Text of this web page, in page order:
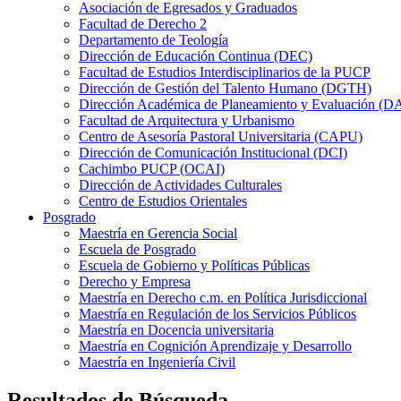
Asociación de Egresados y Graduados
Facultad de Derecho 2
Departamento de Teología
Dirección de Educación Continua (DEC)
Facultad de Estudios Interdisciplinarios de la PUCP
Dirección de Gestión del Talento Humano (DGTH)
Dirección Académica de Planeamiento y Evaluación
Facultad de Arquitectura y Urbanismo
Centro de Asesoría Pastoral Universitaria (CAPU)
Dirección de Comunicación Institucional (DCI)
Cachimbo PUCP (OCAI)
Dirección de Actividades Culturales
Centro de Estudios Orientales
Posgrado
Maestría en Gerencia Social
Escuela de Posgrado
Escuela de Gobierno y Políticas Públicas
Derecho y Empresa
Maestría en Derecho c.m. en Política Jurisdiccional
Maestría en Regulación de los Servicios Públicos
Maestría en Docencia universitaria
Maestría en Cognición Aprendizaje y Desarrollo
Maestría en Ingeniería Civil